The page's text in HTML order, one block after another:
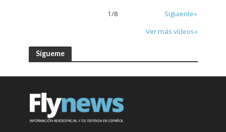
1/8
Siguiente»
Ver más vídeos»
Sígueme